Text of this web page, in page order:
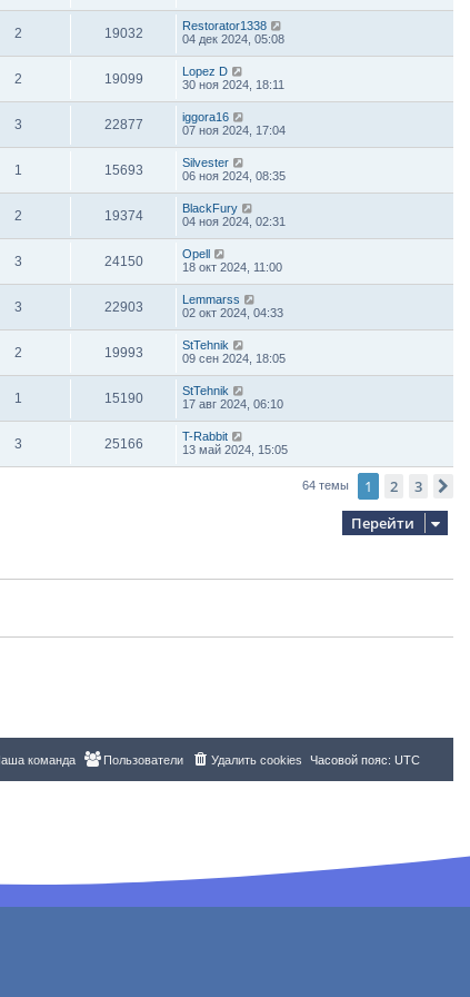
2 19032
Restorator1338
04 дек 2024, 05:08
2 19099
Lopez D
30 ноя 2024, 18:11
3 22877
iggora16
07 ноя 2024, 17:04
1 15693
Silvester
06 ноя 2024, 08:35
2 19374
BlackFury
04 ноя 2024, 02:31
3 24150
Opell
18 окт 2024, 11:00
3 22903
Lemmarss
02 окт 2024, 04:33
2 19993
StTehnik
09 сен 2024, 18:05
1 15190
StTehnik
17 авг 2024, 06:10
3 25166
T-Rabbit
13 май 2024, 15:05
64 темы 1 2 3
Перейти
Часовой пояс: UTC
Удалить cookies
Пользователи
команда